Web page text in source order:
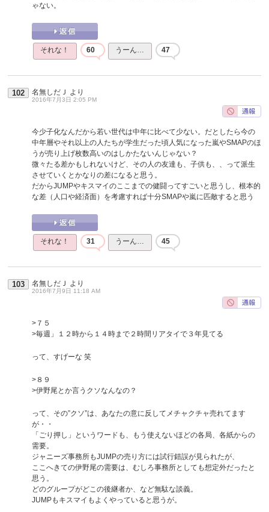
ゃない。
それな！ 60 うーん… 47
102 名無しだＪ より
2016年7月3日 2:05 PM
今少子化なんだから若い世代は中年に比べて少ない。だとしたら今の
中年層やそれ以上の人たちが学生だった頃人気になった嵐やSMAPのほ
うが売り上げ枚数高いのはしかたないんじゃない？
微々たる差かもしれないけど、その人の友達も、子供も、、って派生
させていくとかなりの差になると思う。
だからJUMPやキスマイのここまでの健闘ってすごいと思うし、根本的
な差（人口や経済面）を考慮すれば十分SMAPや嵐に匹敵すると思う
それな！ 31 うーん… 45
103 名無しだＪ より
2016年7月9日 11:18 AM
>７５
>毎週」１２時から１４時まで２時間リアタイで３年見てる
って、すげーな 笑
>８９
>伊野尾とか言うクソなんなの？
って、その”クソ”は、あなたの意に反してメチャクチャ売れてます
が・・
「ごり押し」というワードも、もう使えないほどの各局、各紙からの
需要。
ジャニーズ事務所もJUMPの売り方には試行錯誤が見られたが、
ここへきての伊野尾の需要は、むしろ事務所としても想定外だったと
思う。
どのグループがどこの後継者か、など無駄な談義。
JUMPもキスマイもよくやっていると思うが。